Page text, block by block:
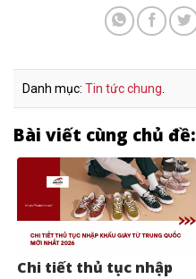
Danh mục: Tin tức chung.
Bài viết cùng chủ đề:
Chi tiết thủ tục nhập